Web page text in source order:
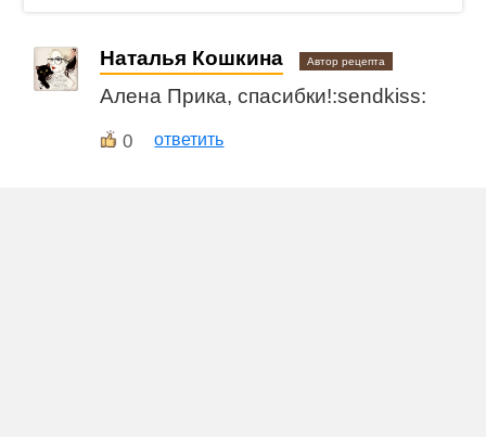
Наталья Кошкина Автор рецепта
Алена Прика, спасибки!:sendkiss:
0 ответить